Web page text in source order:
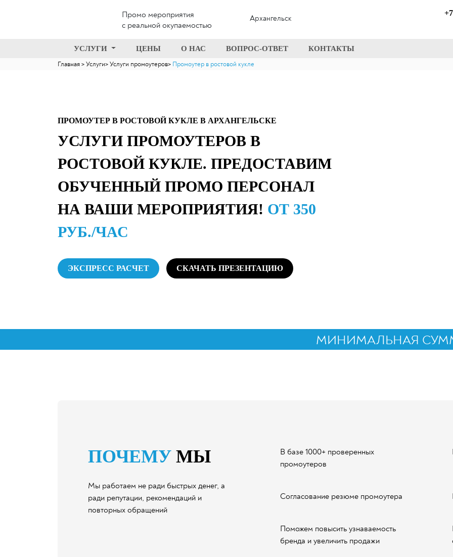
Промо мероприятия
с реальной окупаемостью
Архангельск
УСЛУГИ ЦЕНЫ О НАС ВОПРОС-ОТВЕТ
КОНТАКТЫ
Главная
Услуги Услуги промоутеров Промоутер в ростовой кукле
ПРОМОУТЕР В РОСТОВОЙ КУКЛЕ В АРХАНГЕЛЬСКЕ
УСЛУГИ ПРОМОУТЕРОВ В
РОСТОВОЙ КУКЛЕ. ПРЕДОСТАВИМ
ОБУЧЕННЫЙ ПРОМО ПЕРСОНАЛ
НА ВАШИ МЕРОПРИЯТИЯ! ОТ 350
РУБ./ЧАС
ЭКСПРЕСС РАСЧЕТ СКАЧАТЬ ПРЕЗЕНТАЦИЮ
МИНИМАЛЬНАЯ
ПОЧЕМУ МЫ
Мы работаем не ради быстрых денег, а
ради репутации, рекомендаций и
повторных обращений
В базе 1000+ проверенных
промоутеров
Согласование резюме промоутера
Поможем повысить узнаваемость
бренда и увеличить продажи